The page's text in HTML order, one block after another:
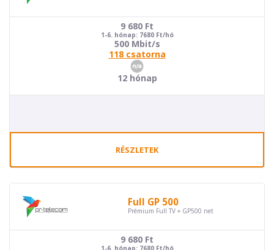
9 680 Ft
1-6. hónap: 7680 Ft/hó
500 Mbit/s
118 csatorna
12 hónap
RÉSZLETEK
Full GP 500
Prémium Full TV + GP500 net
9 680 Ft
1-6. hónap: 7680 Ft/hó